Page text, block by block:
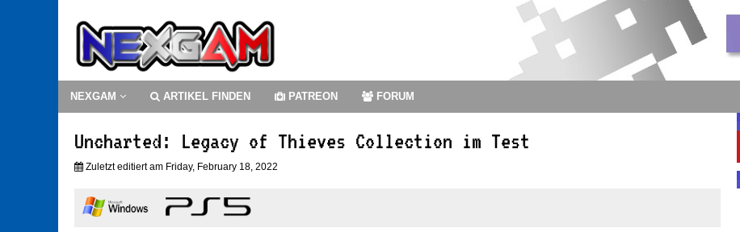
NEXGAM ARTIKEL FINDEN PATREON FORUM
Uncharted: Legacy of Thieves Collection im Test
Zuletzt editiert am Friday, February 18, 2022